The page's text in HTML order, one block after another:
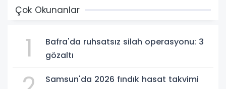
Çok Okunanlar
1
Bafra'da ruhsatsız silah operasyonu: 3
gözaltı
Samsun'da 2026 fındık hasat takvimi